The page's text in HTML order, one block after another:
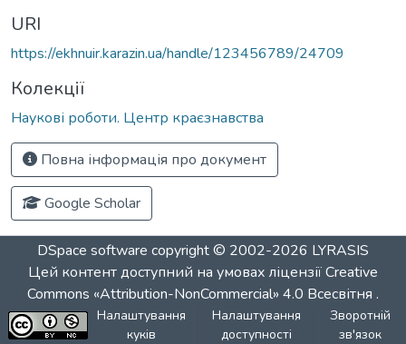
URI
https://ekhnuir.karazin.ua/handle/123456789/24709
Колекції
Наукові роботи. Центр краєзнавства
Повна інформація про документ
Google Scholar
DSpace software copyright © 2002-2026 LYRASIS
Цей контент доступний на умовах ліцензіїCreative
Commons «Attribution-NonCommercial» 4.0 Всесвітня .
Налаштування
куків
Налаштування
доступності
Зворотній
зв'язок